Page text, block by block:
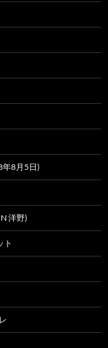
年8月5日)
洋野)
ト